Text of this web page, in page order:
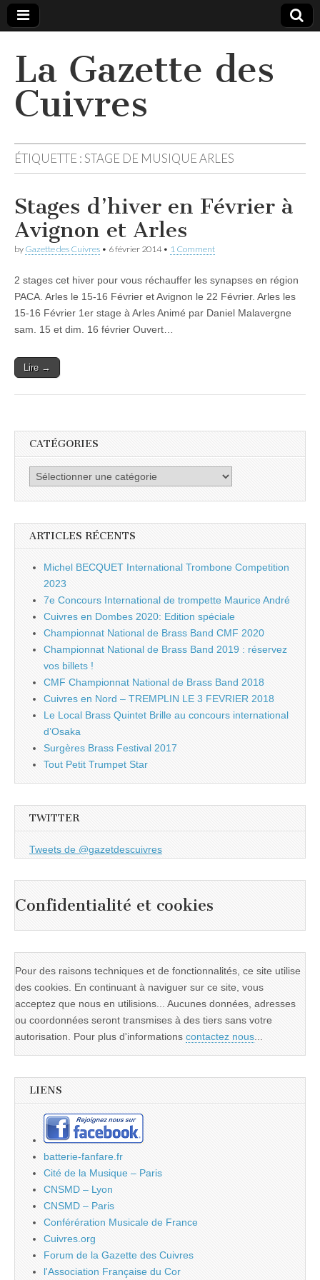
La Gazette des
Cuivres
ÉTIQUETTE :STAGE DE MUSIQUE ARLES
Stages d’hiver en Février à
Avignon et Arles
by Gazette des Cuivres • 6 février 2014• 1 Comment
2 stages cet hiver pour vous réchauffer les synapses en région
PACA. Arles le 15-16 Février et Avignon le 22 Février. Arles les
15-16 Février 1er stage à Arles Animé par Daniel Malavergne
sam. 15 et dim. 16 février Ouvert…
Lire →
CATÉGORIES
Catégories
ARTICLES RÉCENTS
Michel BECQUET International Trombone Competition
2023
7e Concours International de trompette Maurice André
Cuivres en Dombes 2020: Edition spéciale
Championnat National de Brass Band CMF 2020
Championnat National de Brass Band 2019 : réservez
vos billets !
CMF Championnat National de Brass Band 2018
Cuivres en Nord – TREMPLIN LE 3 FEVRIER 2018
Le Local Brass Quintet Brille au concours international
d’Osaka
Surgères Brass Festival 2017
Tout Petit Trumpet Star
TWITTER
Tweets de @gazetdescuivres
Confidentialité et cookies
Pour des raisons techniques et de fonctionnalités, ce site utilise
des cookies. En continuant à naviguer sur ce site, vous
acceptez que nous en utilisions... Aucunes données, adresses
ou coordonnées seront transmises à des tiers sans votre
autorisation. Pour plus d'informations contactez nous...
LIENS
batterie-fanfare.fr
Cité de la Musique – Paris
CNSMD – Lyon
CNSMD – Paris
Conférération Musicale de France
Cuivres.org
Forum de la Gazette des Cuivres
l'Association Française du Cor